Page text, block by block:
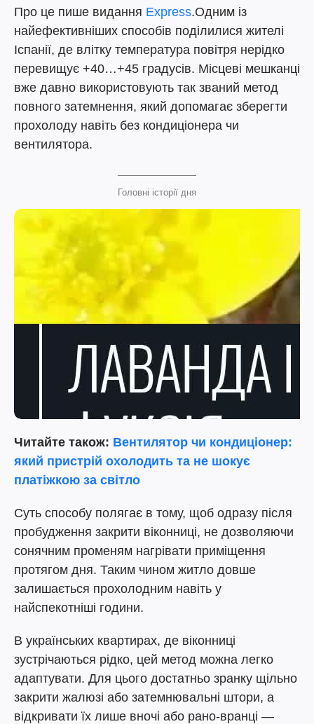
Про це пише видання Express.Одним із
найефективніших способів поділилися жителі
Іспанії, де влітку температура повітря нерідко
перевищує +40…+45 градусів. Місцеві мешканці
вже давно використовують так званий метод
повного затемнення, який допомагає зберегти
прохолоду навіть без кондиціонера чи
вентилятора.
Головні історії дня
Читайте також: Вентилятор чи кондиціонер:
який пристрій охолодить та не шокує
платіжкою за світло
Суть способу полягає в тому, щоб одразу після
пробудження закрити віконниці, не дозволяючи
сонячним променям нагрівати приміщення
протягом дня. Таким чином житло довше
залишається прохолодним навіть у
найспекотніші години.
В українських квартирах, де віконниці
зустрічаються рідко, цей метод можна легко
адаптувати. Для цього достатньо зранку щільно
закрити жалюзі або затемнювальні штори, а
відкривати їх лише вночі або рано-вранці —